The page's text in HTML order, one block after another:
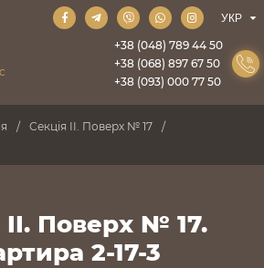
+38 (048) 789 44 50
+38 (068) 897 67 50
+38 (093) 000 77 50
Секція II. Поверх № 17
II. Поверх № 17.
2-17-3